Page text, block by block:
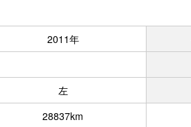
2011年
左
28837km